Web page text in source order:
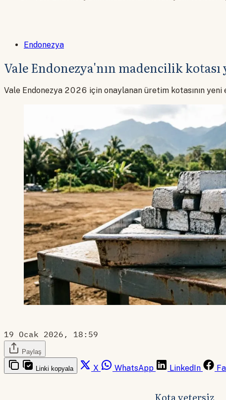
Endonezya
Vale Endonezya'nın madencilik
Vale Endonezya 2026 için onaylanan üretim kotasının
19 Ocak 2026, 18:59
Paylaş
Linki kopyala X WhatsApp LinkedIn
Kota yetersiz